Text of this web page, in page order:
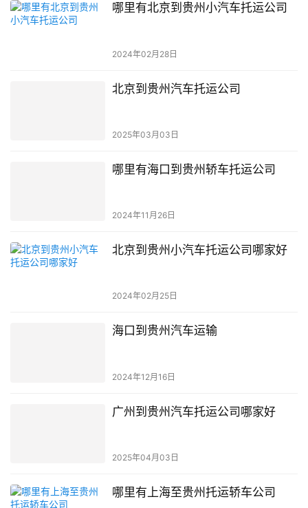
哪里有北京到贵州小汽车托运公司
2024年02月28日
北京到贵州汽车托运公司
2025年03月03日
哪里有海口到贵州轿车托运公司
2024年11月26日
北京到贵州小汽车托运公司哪家好
2024年02月25日
海口到贵州汽车运输
2024年12月16日
广州到贵州汽车托运公司哪家好
2025年04月03日
哪里有上海至贵州托运轿车公司